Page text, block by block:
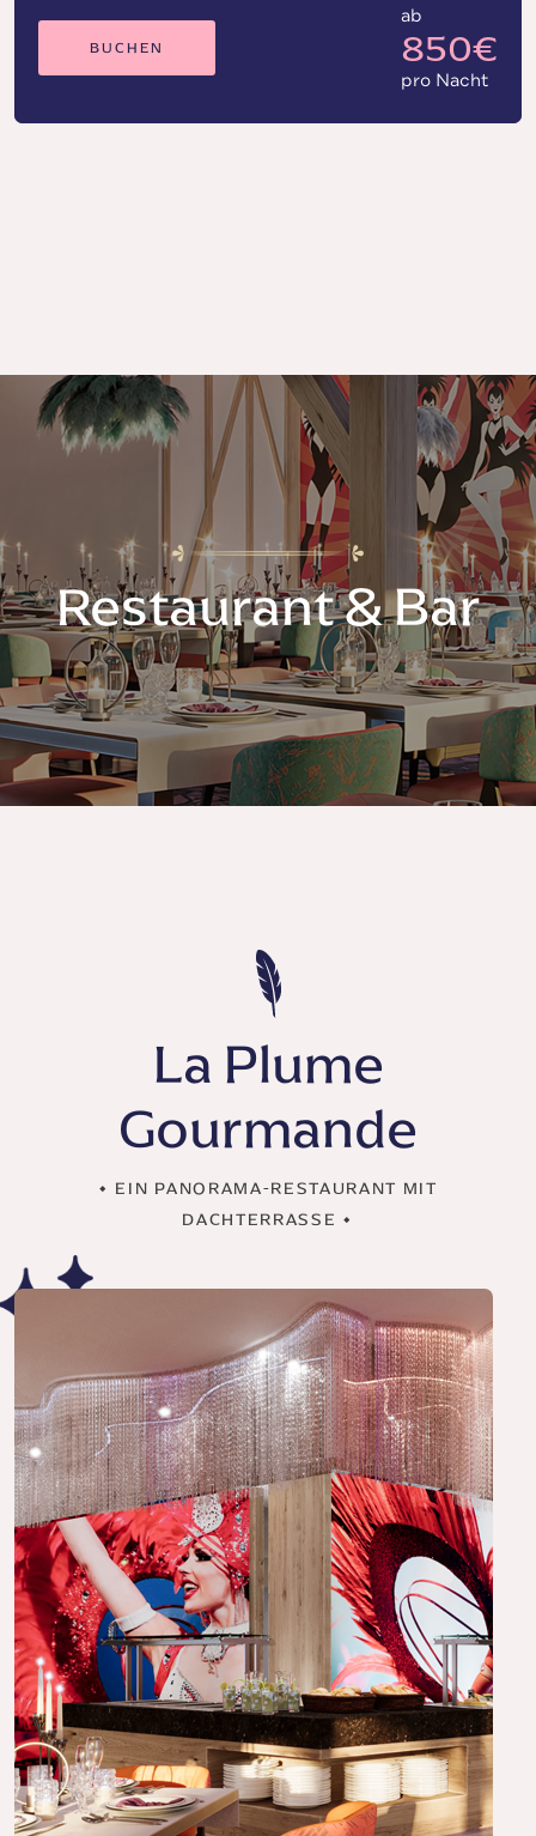
BUCHEN
ab
850€
pro Nacht
Restaurant & Bar
La Plume
Gourmande
• EIN PANORAMA-RESTAURANT MIT
DACHTERRASSE •